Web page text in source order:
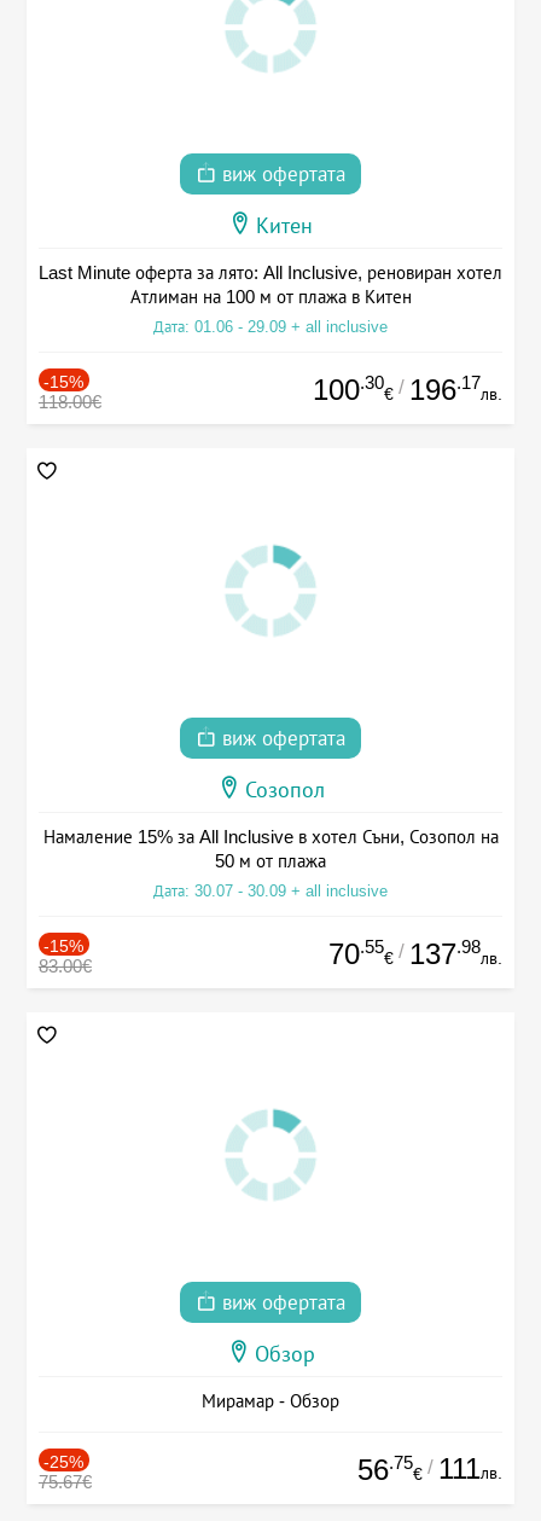
виж офертата
Китен
Last Minute оферта за лято: All Inclusive, реновиран хотел
Атлиман на 100 м от плажа в Китен
Дата: 01.06 - 29.09 + all inclusive
-15%
118.00€ 100.30
€ / 196.17
лв.
виж офертата
Созопол
Намаление 15% за All Inclusive в хотел Съни, Созопол на
50 м от плажа
Дата: 30.07 - 30.09 + all inclusive
-15%
83.00€ 70.55
€ / 137.98
лв.
виж офертата
Обзор
Мирамар - Обзор
-25%
75.67€ 56.75
€ / 111лв.